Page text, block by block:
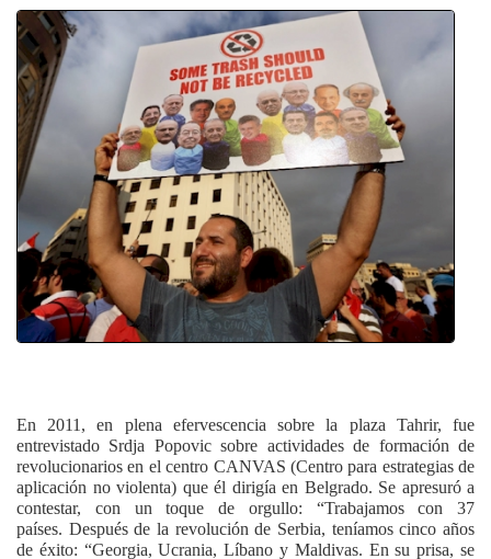
En 2011, en plena efervescencia sobre la plaza Tahrir, fue
entrevistado Srdja Popovic sobre actividades de formación de
revolucionarios en el centro CANVAS (Centro para estrategias de
aplicación no violenta) que él dirigía en Belgrado. Se apresuró a
contestar, con un toque de orgullo: “Trabajamos con 37
países. Después de la revolución de Serbia, teníamos cinco años
de éxito: “Georgia, Ucrania, Líbano y Maldivas. En su prisa, se